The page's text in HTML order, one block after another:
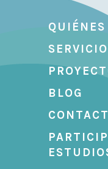
QUIÉNES
BLOG